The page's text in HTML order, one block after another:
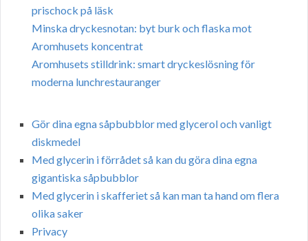
prischock på läsk
Minska dryckesnotan: byt burk och flaska mot
Aromhusets koncentrat
Aromhusets stilldrink: smart dryckeslösning för
moderna lunchrestauranger
Gör dina egna såpbubblor med glycerol och vanligt
diskmedel
Med glycerin i förrådet så kan du göra dina egna
gigantiska såpbubblor
Med glycerin i skafferiet så kan man ta hand om flera
olika saker
Privacy